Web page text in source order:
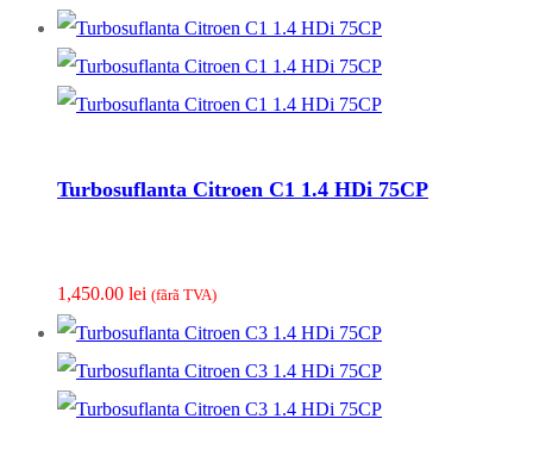
Turbosuflanta Citroen C1 1.4 HDi 75CP
1,450.00 lei (fãrã TVA)